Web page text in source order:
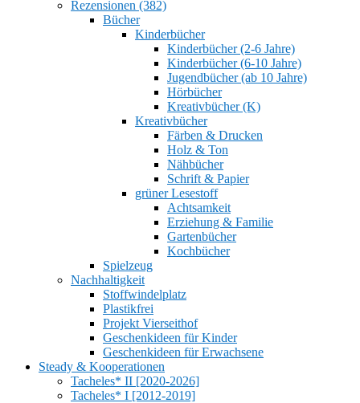
Rezensionen (382)
Bücher
Kinderbücher
Kinderbücher (2-6 Jahre)
Kinderbücher (6-10 Jahre)
Jugendbücher (ab 10 Jahre)
Hörbücher
Kreativbücher (K)
Kreativbücher
Färben & Drucken
Holz & Ton
Nähbücher
Schrift & Papier
grüner Lesestoff
Achtsamkeit
Erziehung & Familie
Gartenbücher
Kochbücher
Spielzeug
Nachhaltigkeit
Stoffwindelplatz
Plastikfrei
Projekt Vierseithof
Geschenkideen für Kinder
Geschenkideen für Erwachsene
Steady & Kooperationen
Tacheles* II [2020-2026]
Tacheles* I [2012-2019]